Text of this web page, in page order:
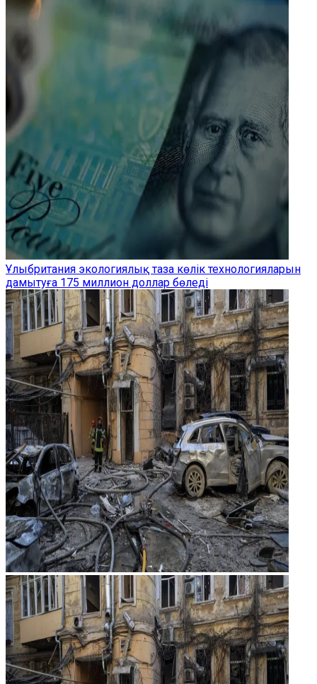
Ұлыбритания экологиялық таза көлік технологияларын
дамытуға 175 миллион доллар бөледі